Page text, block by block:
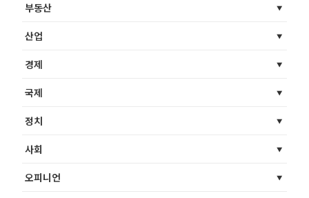
부동산
산업
경제
국제
정치
사회
오피니언